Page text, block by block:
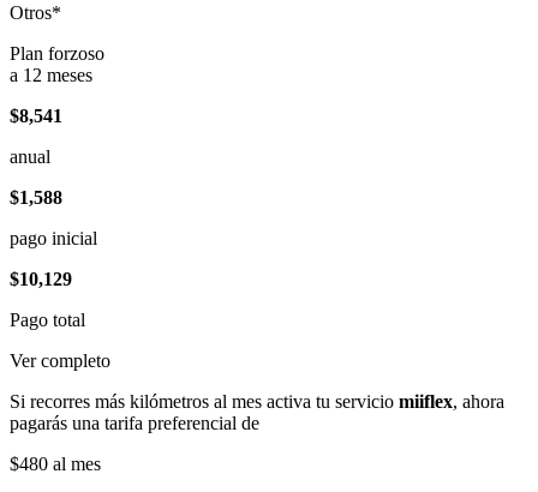
Otros*
Plan forzoso
a 12 meses
$8,541
anual
$1,588
pago inicial
$10,129
Pago total
Ver completo
Si recorres más kilómetros al mes activa tu servicio miiflex, ahora
pagarás una tarifa preferencial de
$480 al mes